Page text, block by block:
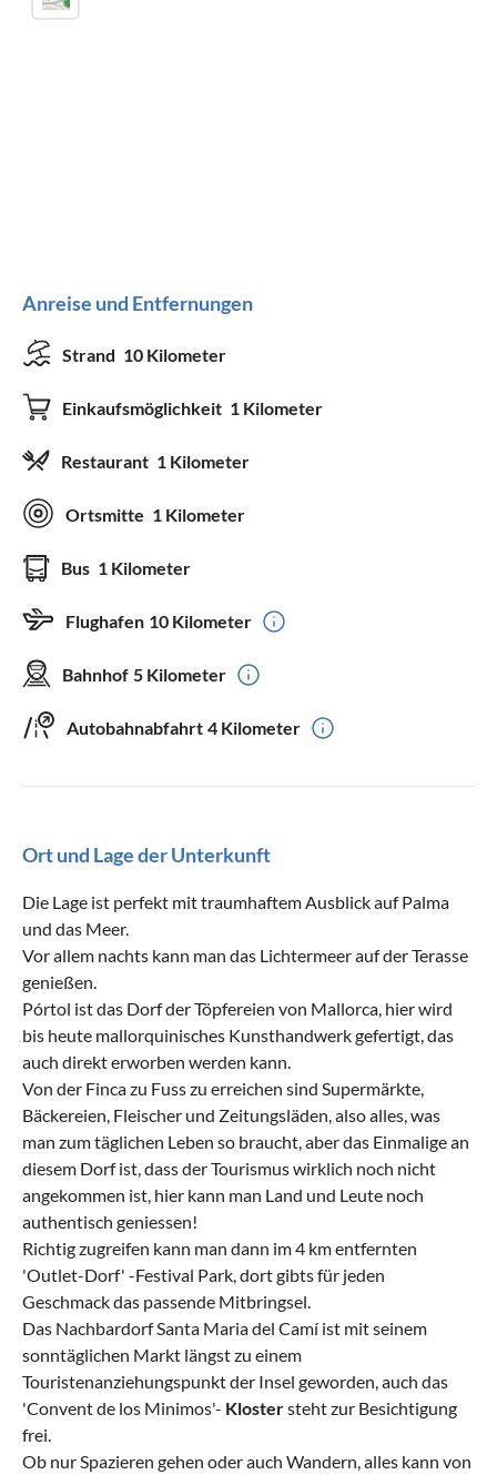
Anreise und Entfernungen
Strand 10 Kilometer
Einkaufsmöglichkeit 1 Kilometer
Restaurant 1 Kilometer
Ortsmitte 1 Kilometer
Bus 1 Kilometer
Flughafen 10 Kilometer
Bahnhof 5 Kilometer
Autobahnabfahrt 4 Kilometer
Ort und Lage der Unterkunft
Die Lage ist perfekt mit traumhaftem Ausblick auf Palma
und das Meer.
Vor allem nachts kann man das Lichtermeer auf der Terasse
genießen.
Pórtol ist das Dorf der Töpfereien von Mallorca, hier wird
bis heute mallorquinisches Kunsthandwerk gefertigt, das
auch direkt erworben werden kann.
Von der Finca zu Fuss zu erreichen sind Supermärkte,
Bäckereien, Fleischer und Zeitungsläden, also alles, was
man zum täglichen Leben so braucht, aber das Einmalige an
diesem Dorf ist, dass der Tourismus wirklich noch nicht
angekommen ist, hier kann man Land und Leute noch
authentisch geniessen!
Richtig zugreifen kann man dann im 4 km entfernten
'Outlet-Dorf' -Festival Park, dort gibts für jeden
Geschmack das passende Mitbringsel.
Das Nachbardorf Santa Maria del Camí ist mit seinem
sonntäglichen Markt längst zu einem
Touristenanziehungspunkt der Insel geworden, auch das
'Convent de los Minimos'- Klostersteht zur Besichtigung
frei.
Ob nur Spazieren gehen oder auch Wandern, alles kann von